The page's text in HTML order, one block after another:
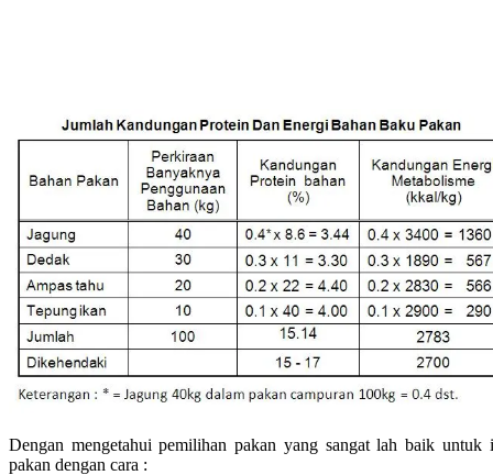
Dengan mengetahui pemilihan pakan yang sangat lah baik untuk
pakan dengan cara :